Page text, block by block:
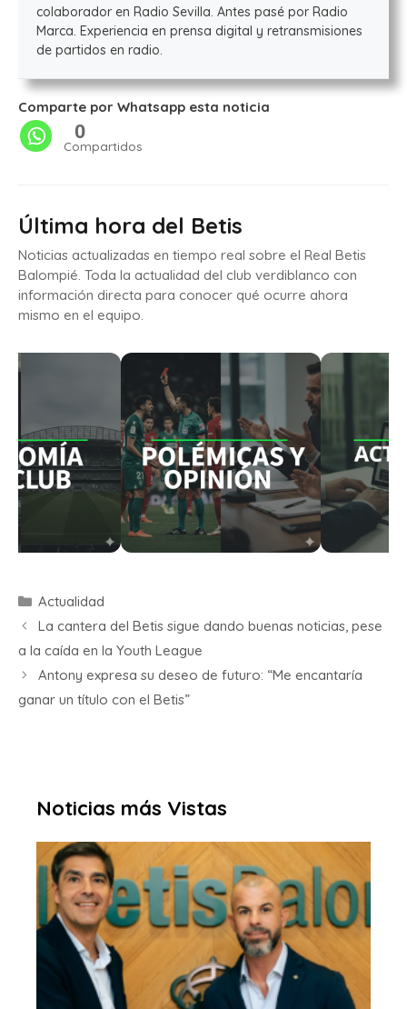
colaborador en Radio Sevilla. Antes pasé por Radio
Marca. Experiencia en prensa digital y retransmisiones
de partidos en radio.
Comparte por Whatsapp esta noticia
0
Compartidos
Última hora del Betis
Noticias actualizadas en tiempo real sobre el Real Betis
Balompié. Toda la actualidad del club verdiblanco con
información directa para conocer qué ocurre ahora
mismo en el equipo.
Actualidad
La cantera del Betis sigue dando buenas noticias, pese
a la caída en la Youth League
Antony expresa su deseo de futuro: “Me encantaría
ganar un título con el Betis”
Noticias más Vistas